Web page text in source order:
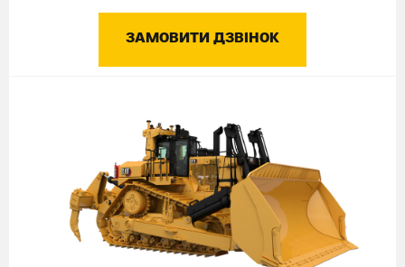
ЗАМОВИТИ ДЗВІНОК